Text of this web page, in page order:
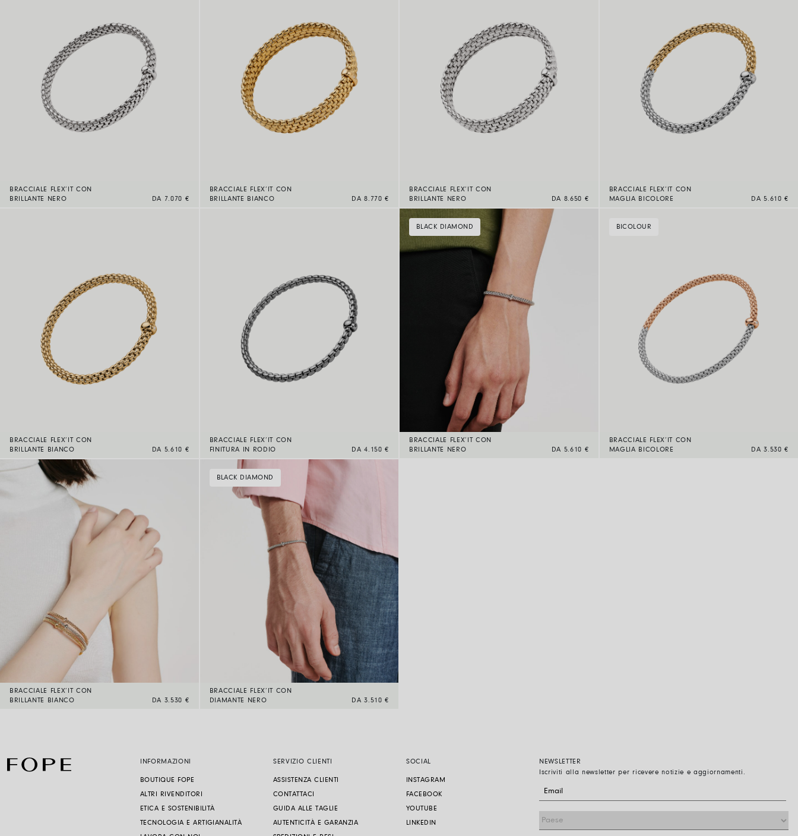
BRACCIALE FLEX’IT CON
BRILLANTE NERO
DA 7.070 €
BRACCIALE FLEX’IT CON
BRILLANTE BIANCO
DA 8.770 €
BRACCIALE FLEX’IT CON
BRILLANTE NERO
DA 8.650 €
BRACCIALE FLEX’IT CON
MAGLIA BICOLORE
DA 5.610 €
BRACCIALE FLEX’IT CON
BRILLANTE BIANCO
DA 5.610 €
BRACCIALE FLEX’IT CON
FINITURA IN RODIO
DA 4.150 €
BLACK DIAMOND
BRACCIALE FLEX’IT CON
BRILLANTE NERO
DA 5.610 €
BICOLOUR
BRACCIALE FLEX’IT CON
MAGLIA BICOLORE
DA 3.530 €
BRACCIALE FLEX’IT CON
BRILLANTE BIANCO
DA 3.530 €
BLACK DIAMOND
BRACCIALE FLEX’IT CON
DIAMANTE NERO
DA 3.510 €
INFORMAZIONI
BOUTIQUE FOPE
ALTRI RIVENDITORI
ETICA E SOSTENIBILITÀ
TECNOLOGIA E ARTIGIANALITÀ
SERVIZIO CLIENTI
ASSISTENZA CLIENTI
CONTATTACI
GUIDA ALLE TAGLIE
AUTENTICITÀ E GARANZIA
SOCIAL
INSTAGRAM
FACEBOOK
YOUTUBE
LINKEDIN
NEWSLETTER
Iscriviti alla newsletter per ricevere notizie e aggiornamenti.